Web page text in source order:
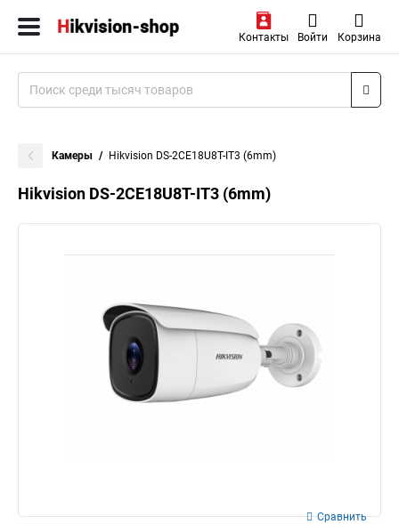
Контакты Войти Корзина
Камеры Hikvision DS-2CE18U8T-IT3 (6mm)
Hikvision DS-2CE18U8T-IT3 (6mm)
Сравнить